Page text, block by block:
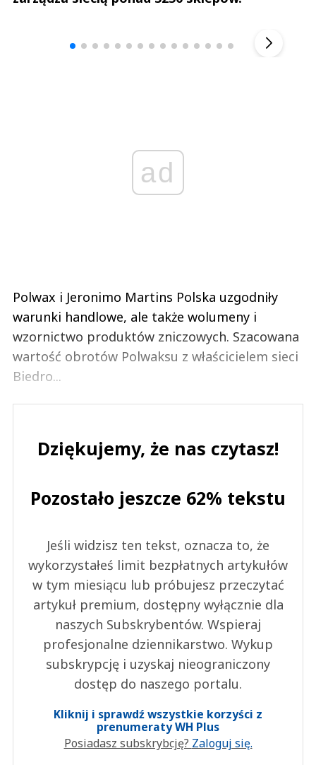
ad
Polwax i Jeronimo Martins Polska uzgodniły
warunki handlowe, ale także wolumeny i
wzornictwo produktów zniczowych. Szacowana
wartość obrotów Polwaksu z właścicielem sieci
Biedro...
Dziękujemy, że nas czytasz!
Pozostało jeszcze 62% tekstu
Jeśli widzisz ten tekst, oznacza to, że
wykorzystałeś limit bezpłatnych artykułów
w tym miesiącu lub próbujesz przeczytać
artykuł premium, dostępny wyłącznie dla
naszych Subskrybentów. Wspieraj
profesjonalne dziennikarstwo. Wykup
subskrypcję i uzyskaj nieograniczony
dostęp do naszego portalu.
Kliknij i sprawdź wszystkie korzyści z
prenumeraty WH Plus
Posiadasz subskrybcję? Zaloguj się.